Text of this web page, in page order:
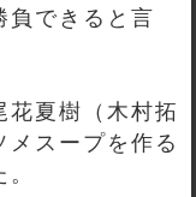
負できると言
花夏樹（木村拓
スープを作る